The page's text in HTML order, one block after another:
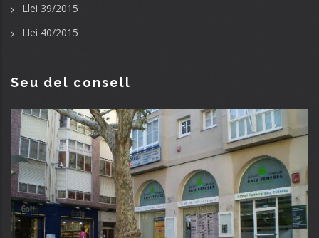
Llei 39/2015
Llei 40/2015
Seu del consell